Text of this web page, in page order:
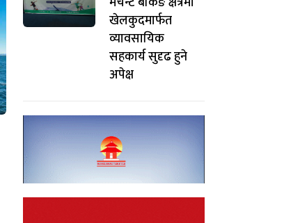
खेलकुदमार्फत
व्यावसायिक
सहकार्य सुदृढ हुने
अपेक्ष